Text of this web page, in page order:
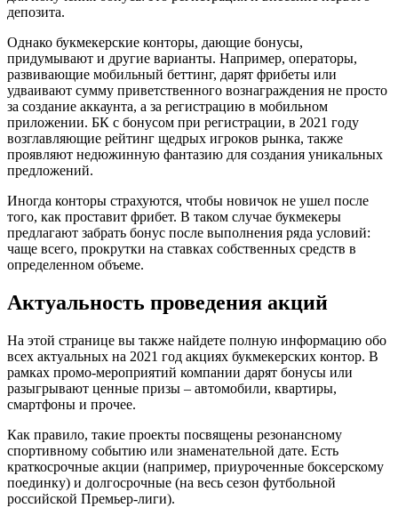
депозита.
Однако букмекерские конторы, дающие бонусы,
придумывают и другие варианты. Например, операторы,
развивающие мобильный беттинг, дарят фрибеты или
удваивают сумму приветственного вознаграждения не просто
за создание аккаунта, а за регистрацию в мобильном
приложении. БК с бонусом при регистрации, в 2021 году
возглавляющие рейтинг щедрых игроков рынка, также
проявляют недюжинную фантазию для создания уникальных
предложений.
Иногда конторы страхуются, чтобы новичок не ушел после
того, как проставит фрибет. В таком случае букмекеры
предлагают забрать бонус после выполнения ряда условий:
чаще всего, прокрутки на ставках собственных средств в
определенном объеме.
Актуальность проведения акций
На этой странице вы также найдете полную информацию обо
всех актуальных на 2021 год акциях букмекерских контор. В
рамках промо-мероприятий компании дарят бонусы или
разыгрывают ценные призы – автомобили, квартиры,
смартфоны и прочее.
Как правило, такие проекты посвящены резонансному
спортивному событию или знаменательной дате. Есть
краткосрочные акции (например, приуроченные боксерскому
поединку) и долгосрочные (на весь сезон футбольной
российской Премьер-лиги).